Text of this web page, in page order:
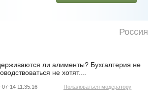
Россия
ли алименты? Бухгалтерия не
не хотят....
07-14 11:35:16 Пожаловаться модератору